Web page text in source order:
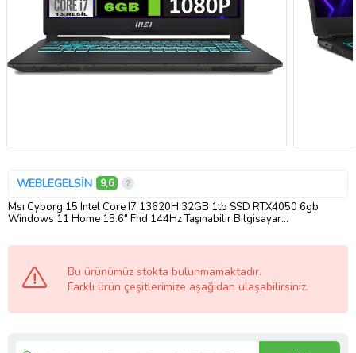
WEBLEGELSİN 9,6
Msı Cyborg 15 Intel Core I7 13620H 32GB 1tb SSD RTX4050 6gb
Windows 11 Home 15.6" Fhd 144Hz Taşınabilir Bilgisayar
Bu ürünümüz stokta bulunmamaktadır.
Farklı ürün çeşitlerimize aşağıdan ulaşabilirsiniz.